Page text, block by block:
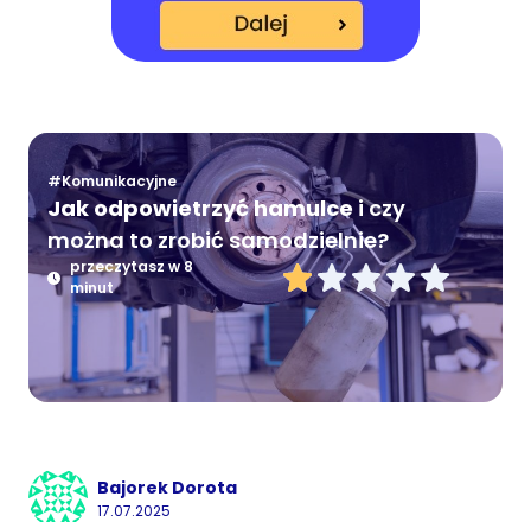
#Komunikacyjne
Jak odpowietrzyć hamulcei czy
można to zrobić samodzielnie?
przeczytasz w 8
minut
Bajorek Dorota
17.07.2025